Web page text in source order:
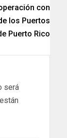
con
los Puertos
Puerto Rico
será